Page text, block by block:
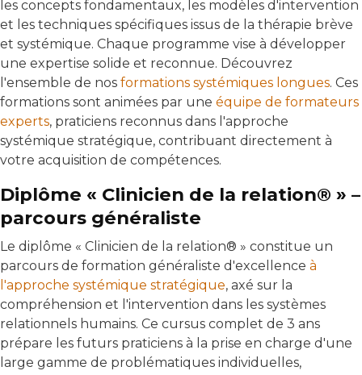
les concepts fondamentaux, les modèles d'intervention
et les techniques spécifiques issus de la thérapie brève
et systémique. Chaque programme vise à développer
une expertise solide et reconnue. Découvrez
l'ensemble de nos formations systémiques longues. Ces
formations sont animées par une équipe de formateurs
experts, praticiens reconnus dans l'approche
systémique stratégique, contribuant directement à
votre acquisition de compétences.
Diplôme « Clinicien de la relation® » –
parcours généraliste
Le diplôme « Clinicien de la relation® » constitue un
parcours de formation généraliste d'excellence à
l'approche systémique stratégique, axé sur la
compréhension et l'intervention dans les systèmes
relationnels humains. Ce cursus complet de 3 ans
prépare les futurs praticiens à la prise en charge d'une
large gamme de problématiques individuelles,